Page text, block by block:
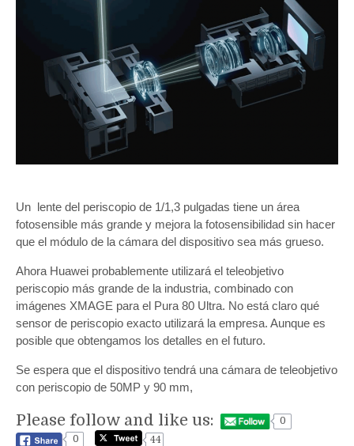
Un lente del periscopio de 1/1,3 pulgadas tiene un área
fotosensible más grande y mejora la fotosensibilidad sin hacer
que el módulo de la cámara del dispositivo sea más grueso.
Ahora Huawei probablemente utilizará el teleobjetivo
periscopio más grande de la industria, combinado con
imágenes XMAGE para el Pura 80 Ultra. No está claro qué
sensor de periscopio exacto utilizará la empresa. Aunque es
posible que obtengamos los detalles en el futuro.
Se espera que el dispositivo tendrá una cámara de teleobjetivo
con periscopio de 50MP y 90 mm,
Please follow and like us:
0
0
44